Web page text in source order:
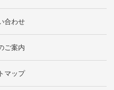
合わせ
ご案内
マップ